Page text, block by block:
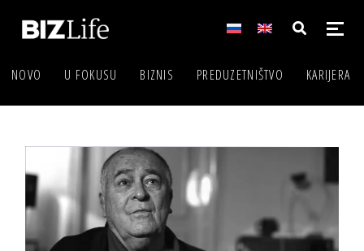
NOVO U FOKUSU BIZNIS PREDUZETNIŠTVO KARIJERA